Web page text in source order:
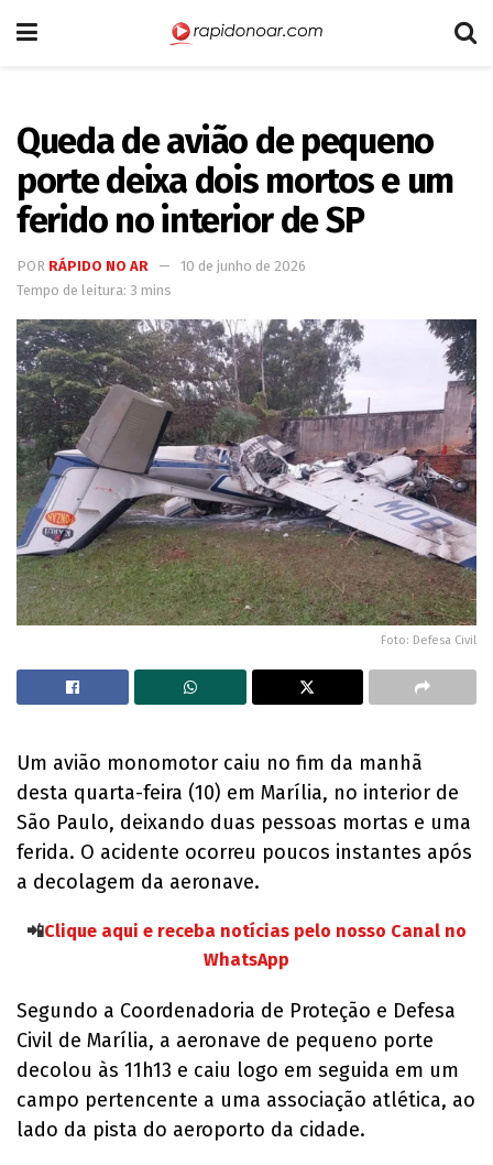
Queda de avião de pequeno
porte deixa dois mortos e um
ferido no interior de SP
POR RÁPIDO NO AR
10 de junho de 2026
Tempo de leitura: 3 mins
Foto: Defesa Civil
Um avião monomotor caiu no fim da manhã
desta quarta-feira (10) em Marília, no interior de
São Paulo, deixando duas pessoas mortas e uma
ferida. O acidente ocorreu poucos instantes após
a decolagem da aeronave.
📲Clique aqui e receba notícias pelo nosso Canal no
WhatsApp
Segundo a Coordenadoria de Proteção e Defesa
Civil de Marília, a aeronave de pequeno porte
decolou às 11h13 e caiu logo em seguida em um
campo pertencente a uma associação atlética, ao
lado da pista do aeroporto da cidade.